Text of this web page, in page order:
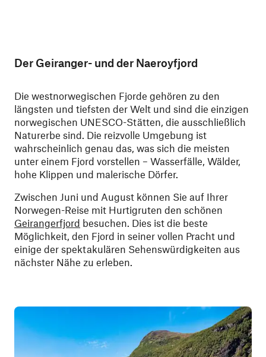
Der Geiranger- und der Naeroyfjord
Die westnorwegischen Fjorde gehören zu den
längsten und tiefsten der Welt und sind die einzigen
norwegischen UNESCO-Stätten, die ausschließlich
Naturerbe sind. Die reizvolle Umgebung ist
wahrscheinlich genau das, was sich die meisten
unter einem Fjord vorstellen – Wasserfälle, Wälder,
hohe Klippen und malerische Dörfer.
Zwischen Juni und August können Sie auf Ihrer
Norwegen-Reise mit Hurtigruten den schönen
Geirangerfjord besuchen. Dies ist die beste
Möglichkeit, den Fjord in seiner vollen Pracht und
einige der spektakulären Sehenswürdigkeiten aus
nächster Nähe zu erleben.